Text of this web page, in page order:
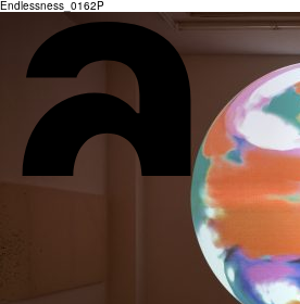
Endlessness_0162P